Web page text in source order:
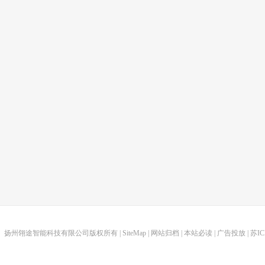
扬州翎途智能科技有限公司版权所有 | SiteMap | 网站归档 | 本站必读 | 广告投放 | 苏